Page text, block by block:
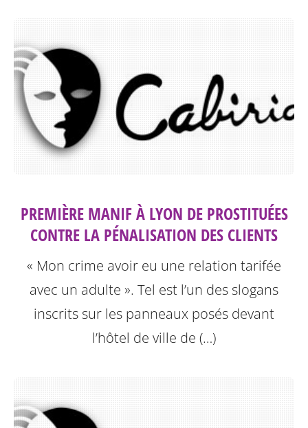
PREMIÈRE MANIF À LYON DE PROSTITUÉES
CONTRE LA PÉNALISATION DES CLIENTS
« Mon crime avoir eu une relation tarifée
avec un adulte ». Tel est l’un des slogans
inscrits sur les panneaux posés devant
l’hôtel de ville de (…)